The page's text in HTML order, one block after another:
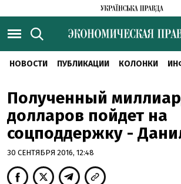
НОВОСТИ ПУБЛИКАЦИИ КОЛОНКИ
Полученный
долларов пойдет на
соцподдержку -
30 СЕНТЯБРЯ 2016, 12:48